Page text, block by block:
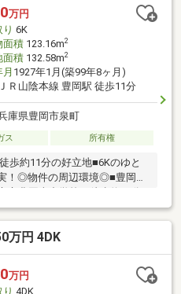
万円
り 6K
面積123.16m2
面積132.58m2
月 1927年1月(築99年8ヶ月)
ＪＲ山陰本線 豊岡駅 徒歩11分
庫県豊岡市泉町
ス 所有権
約11分の好立地■6Kのゆと
！◎物件の周辺環境◎■豊岡市
立豊岡南中学校：徒歩約21分■
6分■ローソン豊岡大手町店：
日の内覧・ご見学もご相談
相談を承っております！『お
『新築』などのご相談は『ア
せ下さい！
万円 4DK
万円
4DK